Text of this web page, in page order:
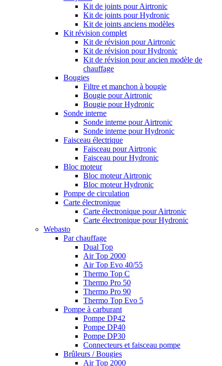
Kit de joints pour Airtronic
Kit de joints pour Hydronic
Kit de joints anciens modèles
Kit révision complet
Kit de révision pour Airtronic
Kit de révision pour Hydronic
Kit de révision pour ancien modèle de
chauffage
Bougies
Filtre et manchon à bougie
Bougie pour Airtronic
Bougie pour Hydronic
Sonde interne
Sonde interne pour Airtronic
Sonde interne pour Hydronic
Faisceau électrique
Faisceau pour Airtronic
Faisceau pour Hydronic
Bloc moteur
Bloc moteur Airtronic
Bloc moteur Hydronic
Pompe de circulation
Carte électronique
Carte électronique pour Airtronic
Carte électronique pour Hydronic
Webasto
Par chauffage
Dual Top
Air Top 2000
Air Top Evo 40/55
Thermo Top C
Thermo Pro 50
Thermo Pro 90
Thermo Top Evo 5
Pompe à carburant
Pompe DP42
Pompe DP40
Pompe DP30
Connecteurs et faisceau pompe
Brûleurs / Bougies
Air Top 2000